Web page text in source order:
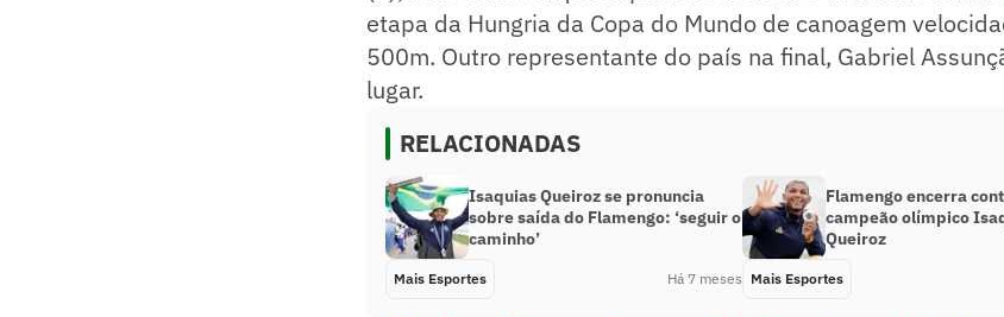
etapa da Hungria da Copa do Mundo de canoagem
500m. Outro representante do país na final, Gabriel
lugar.
RELACIONADAS
Isaquias Queiroz se pronuncia
sobre saída do Flamengo: ‘seguir o
caminho’
Mais Esportes Há 7 meses
Flamengo encerra
campeão olímpico
Queiroz
Mais Esportes